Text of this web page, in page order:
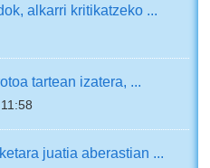
alkarri kritikatzeko ...
tartean izatera, ...
juatia aberastian ...